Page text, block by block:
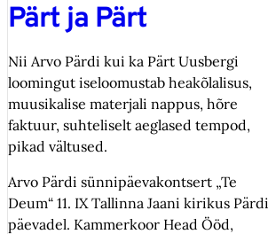
Pärt ja Pärt
Nii Arvo Pärdi kui ka Pärt Uusbergi
loomingut iseloomustab heakõlalisus,
muusikalise materjali nappus, hõre
faktuur, suhteliselt aeglased tempod,
pikad vältused.
Arvo Pärdi sünnipäevakontsert „Te
Deum“ 11. IX Tallinna Jaani kirikus Pärdi
päevadel. Kammerkoor Head Ööd,